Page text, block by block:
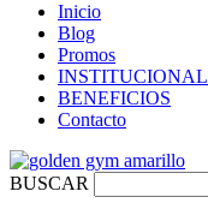
Inicio
Blog
Promos
INSTITUCIONAL
BENEFICIOS
Contacto
BUSCAR